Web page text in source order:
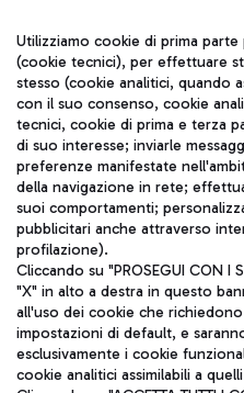
Seguici sui social
TRAVEL
Aeroporti di Roma S.p.A. -
Utilizziamo cookie di prima
(cookie tecnici), per effettuare
stesso (cookie analitici, quando
con il suo consenso, cookie
tecnici, cookie di prima e terza
di suo interesse; inviarle
preferenze manifestate
della navigazione in rete;
suoi comportamenti;
pubblicitari anche attraverso
profilazione).
Cliccando su "PROSEGUI CON I
"X" in alto a destra in questo
all'uso dei cookie che
impostazioni di default, e
esclusivamente i cookie
cookie analitici assimilabili a